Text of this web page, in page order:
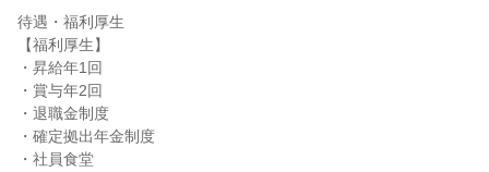
待遇・福利厚生
【福利厚生】
・昇給年1回
・賞与年2回
・退職金制度
・確定拠出年金制度
・社員食堂